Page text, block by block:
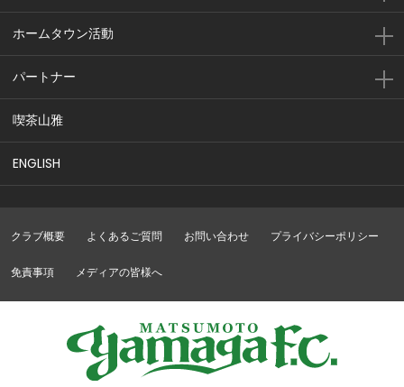
ホームタウン活動
パートナー
喫茶山雅
ENGLISH
クラブ概要 よくあるご質問 お問い合わせ プライバシーポリシー
免責事項 メディアの皆様へ